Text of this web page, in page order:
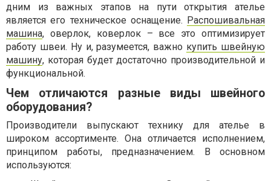
дним из важных этапов на пути открытия ателье
является его техническое оснащение. Распошивальная
машина, оверлок, коверлок – все это оптимизирует
работу швеи. Ну и, разумеется, важно купить швейную
машину, которая будет достаточно производительной и
функциональной.
Чем отличаются разные виды швейного
оборудования?
Производители выпускают технику для ателье в
широком ассортименте. Она отличается исполнением,
принципом работы, предназначением. В основном
используются: